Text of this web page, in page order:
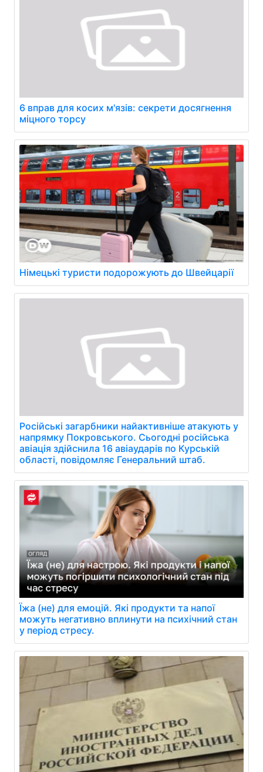
6 вправ для косих м'язів: секрети досягнення
міцного торсу
Німецькі туристи подорожують до Швейцарії
Російські загарбники найактивніше атакують у
напрямку Покровського. Сьогодні російська
авіація здійснила 16 авіаударів по Курській
області, повідомляє Генеральний штаб.
Їжа (не) для емоцій. Які продукти та напої
можуть негативно вплинути на психічний стан
у період стресу.